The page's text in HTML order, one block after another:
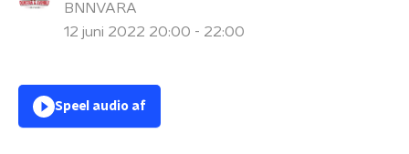
BNNVARA
12 juni 2022 20:00 - 22:00
Speel audio af